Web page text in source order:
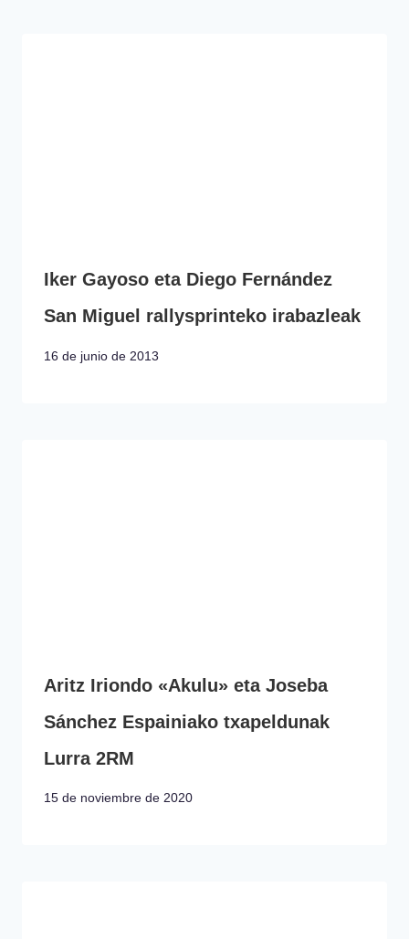
Iker Gayoso eta Diego Fernández
San Miguel rallysprinteko irabazleak
16 de junio de 2013
Aritz Iriondo «Akulu» eta Joseba
Sánchez Espainiako txapeldunak
Lurra 2RM
15 de noviembre de 2020